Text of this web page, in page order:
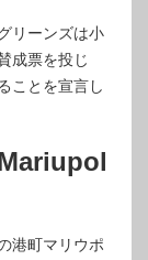
リーンズは小
成票を投じ
ことを宣言し
港町マリウポ